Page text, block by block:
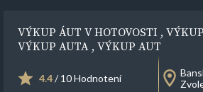
VÝKUP ÁUT V HOTOVOSTI ,
VÝKUP AUTA , VÝKUP AUT
4.4/ 10 Hodnotení